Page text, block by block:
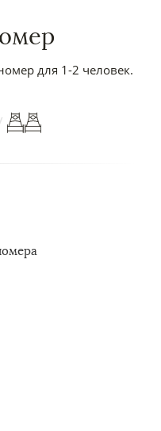
для 1-2 человек.